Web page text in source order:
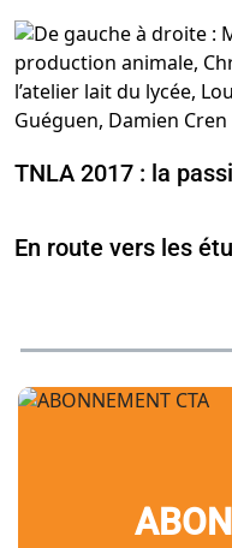
TNLA 2017 : la
En route vers les